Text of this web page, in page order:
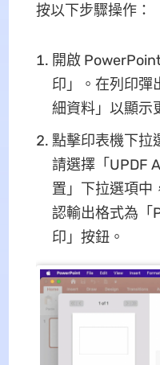
按以下步驟操作：
開啟
印」。在列印彈
細資料」以顯示
點擊印表機下拉
請選擇「UPDF
置」下拉選項中
認輸出格式為「
印」按鈕。